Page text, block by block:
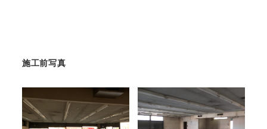
施工前写真